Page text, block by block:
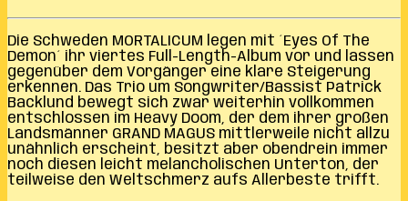
Die Schweden MORTALICUM legen mit ´Eyes Of The
Demon´ ihr viertes Full-Length-Album vor und lassen
gegenüber dem Vorgänger eine klare Steigerung
erkennen. Das Trio um Songwriter/Bassist Patrick
Backlund bewegt sich zwar weiterhin vollkommen
entschlossen im Heavy Doom, der dem ihrer großen
Landsmänner GRAND MAGUS mittlerweile nicht allzu
unähnlich erscheint, besitzt aber obendrein immer
noch diesen leicht melancholischen Unterton, der
teilweise den Weltschmerz aufs Allerbeste trifft.